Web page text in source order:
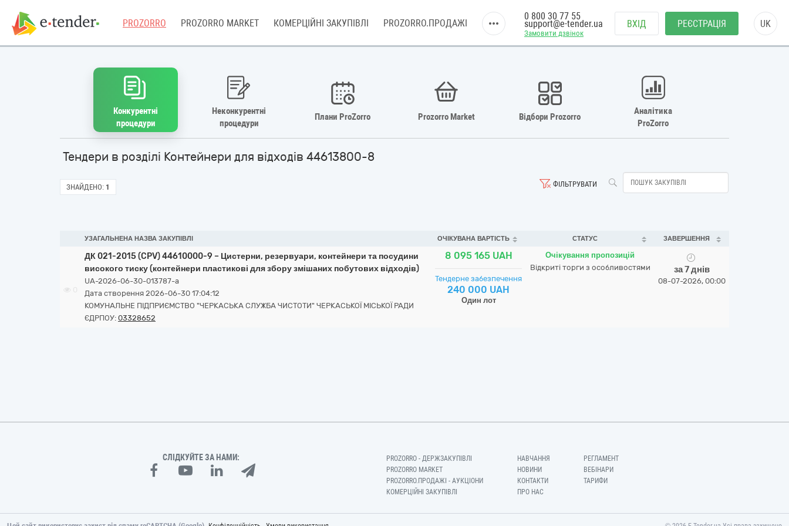
PROZORRO PROZORRO MARKET КОМЕРЦІЙНІ ЗАКУПІВЛІ PROZORRO.ПРОДАЖІ
Замовити дзвінок
0 800 30 77 55
support@e-tender.ua ВХІД РЕЄСТРАЦІЯ UK
Конкурентні
процедури
Неконкурентні
процедури
Плани ProZorro Prozorro Market Відбори Prozorro
Аналітика
ProZorro
Тендери в розділі Контейнери для відходів 44613800-8
ФІЛЬТРУВАТИ
ЗНАЙДЕНО: 1
УЗАГАЛЬНЕНА НАЗВА ЗАКУПІВЛІ ОЧІКУВАНА ВАРТІСТЬ СТАТУС ЗАВЕРШЕННЯ
ДК 021-2015 (CPV) 44610000-9 – Цистерни, резервуари, контейнери та посудини
високого тиску (контейнери пластикові для збору змішаних побутових відходів)
UA-2026-06-30-013787-a
Дата створення 2026-06-30 17:04:12
КОМУНАЛЬНЕ ПІДПРИЄМСТВО "ЧЕРКАСЬКА СЛУЖБА ЧИСТОТИ" ЧЕРКАСЬКОЇ МІСЬКОЇ РАДИ
ЄДРПОУ: 03328652
8 095 165 UAH
Тендерне забезпечення
240 000 UAH
Один лот
Очікування пропозицій
Відкриті торги з особливостями
за 7 днів
08-07-2026, 00:00
СЛІДКУЙТЕ ЗА НАМИ:
PROZORRO - ДЕРЖЗАКУПІВЛІ
PROZORRO MARKET
PROZORRO.ПРОДАЖІ - АУКЦІОНИ
КОМЕРЦІЙНІ ЗАКУПІВЛІ
НАВЧАННЯ
НОВИНИ
КОНТАКТИ
ПРО НАС
РЕГЛАМЕНТ
ВЕБІНАРИ
ТАРИФИ